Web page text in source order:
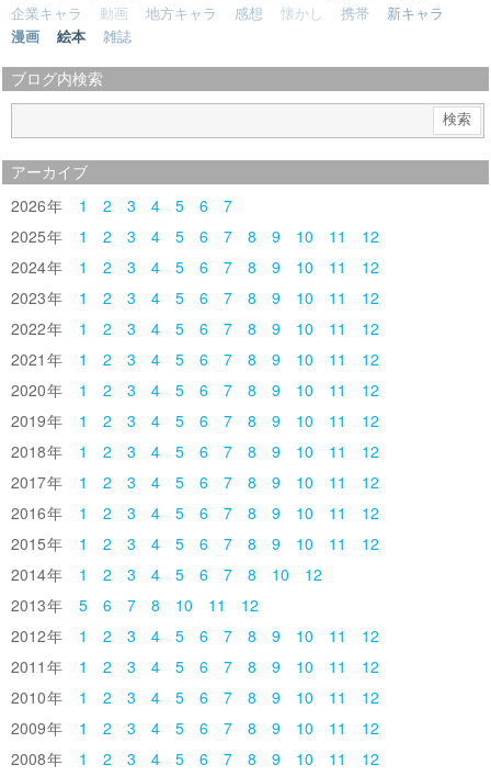
企業キャラ
動画 地方キャラ 感想 懐かし 携帯
新キャラ
漫画
絵本 雑誌
ブログ内検索
アーカイブ
2026 1 2 3 4 5 6
7
2025
1 2 3 4 5 6 7 8 9 10 11
12
2024
1 2 3 4 5 6 7 8 9 10 11
12
2023
1 2 3 4 5 6 7 8 9 10 11
12
2022
1 2 3 4 5 6 7 8 9 10 11
12
2021
1 2 3 4 5 6 7 8 9 10 11
12
2020
1 2 3 4 5 6 7 8 9 10 11
12
2019
1 2 3 4 5 6 7 8 9 10 11
12
2018
1 2 3 4 5 6 7 8 9 10 11
12
2017
1 2 3 4 5 6 7 8 9 10 11
12
2016
1 2 3 4 5 6 7 8 9 10 11
12
2015
1 2 3 4 5 6 7 8 9 10 11
12
2014
1 2 3 4 5 6 7 8 10
12
2013
5 6 7 8 10 11
12
2012
1 2 3 4 5 6 7 8 9 10 11
12
2011
1 2 3 4 5 6 7 8 9 10 11
12
2010
1 2 3 4 5 6 7 8 9 10 11
12
2009
1 2 3 4 5 6 7 8 9 10 11
12
2008
1 2 3 4 5 6 7 8 9 10 11 12